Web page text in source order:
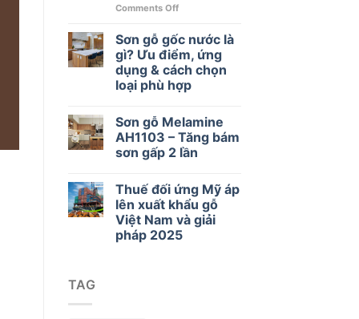
Comments Offon
không
độc
hại
–
Lựa
thông
minh
cho
gỗ
nội
thất
xanh
Sơn gỗ gốc nước là
gì? Ưu điểm, ứng
dụng & cách chọn
loại phù hợp
Sơn gỗ Melamine
AH1103 – Tăng bám
sơn gấp 2 lần
Thuế đối ứng Mỹ áp
lên xuất khẩu gỗ
Việt Nam và giải
pháp 2025
TAG